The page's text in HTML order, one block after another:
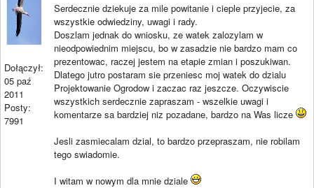
Dołączył:
05 paź
2011
Posty:
7991
Serdecznie dziekuje za mile powitanie i cieple przyjecie, za
wszystkie odwiedziny, uwagi i rady.
Doszlam jednak do wniosku, ze watek zalozylam w
nieodpowiednim miejscu, bo w zasadzie nie bardzo mam co
prezentowac, raczej jestem na etapie zmian i poszukiwan.
Dlatego jutro postaram sie przeniesc moj watek do dzialu
Projektowanie Ogrodow i zaczac raz jeszcze. Oczywiscie
wszystkich serdecznie zapraszam - wszelkie uwagi i
komentarze sa bardziej niz pozadane, bardzo na Was licze
Jesli zasmiecalam dzial, to bardzo przepraszam, nie robilam
tego swiadomie.
I witam w nowym dla mnie dziale